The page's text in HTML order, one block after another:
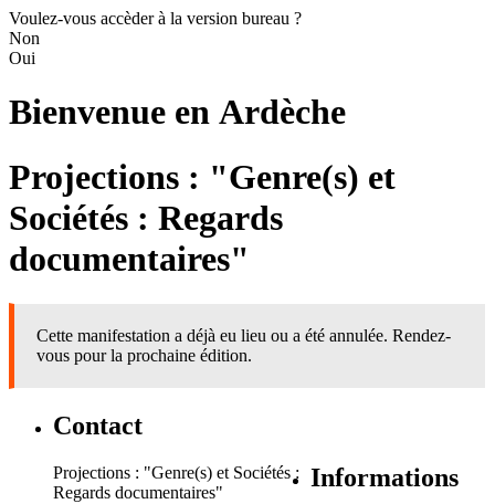
Voulez-vous accèder à la version bureau ?
Non
Oui
Bienvenue en Ardèche
Projections : "Genre(s) et
Sociétés : Regards
documentaires"
Cette manifestation a déjà eu lieu ou a été annulée. Rendez-
vous pour la prochaine édition.
Contact
Projections : "Genre(s) et Sociétés :
Regards documentaires"
Informations